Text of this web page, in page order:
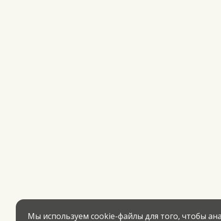
Мы используем cookie-файлы для того, чтобы